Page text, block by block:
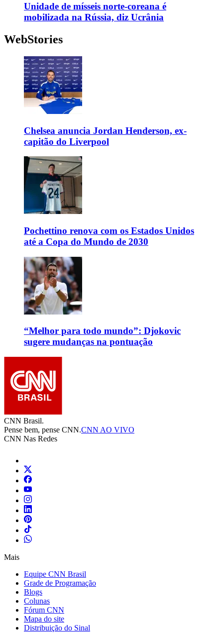
Unidade de mísseis norte-coreana é
mobilizada na Rússia, diz Ucrânia
WebStories
Chelsea anuncia Jordan Henderson, ex-
capitão do Liverpool
Pochettino renova com os Estados Unidos
até a Copa do Mundo de 2030
“Melhor para todo mundo”: Djokovic
sugere mudanças na pontuação
CNN Brasil.
Pense bem, pense CNN.CNN AO VIVO
CNN Nas Redes
Mais
Equipe CNN Brasil
Grade de Programação
Blogs
Colunas
Fórum CNN
Mapa do site
Distribuição do Sinal